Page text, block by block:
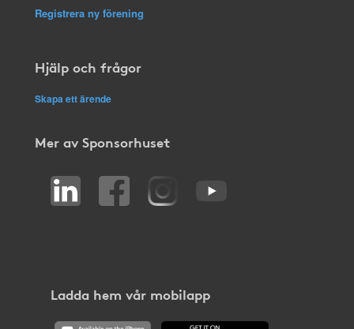
Registrera ny förening
Hjälp och frågor
Skapa ett ärende
Mer av Sponsorhuset
Ladda hem vår mobilapp